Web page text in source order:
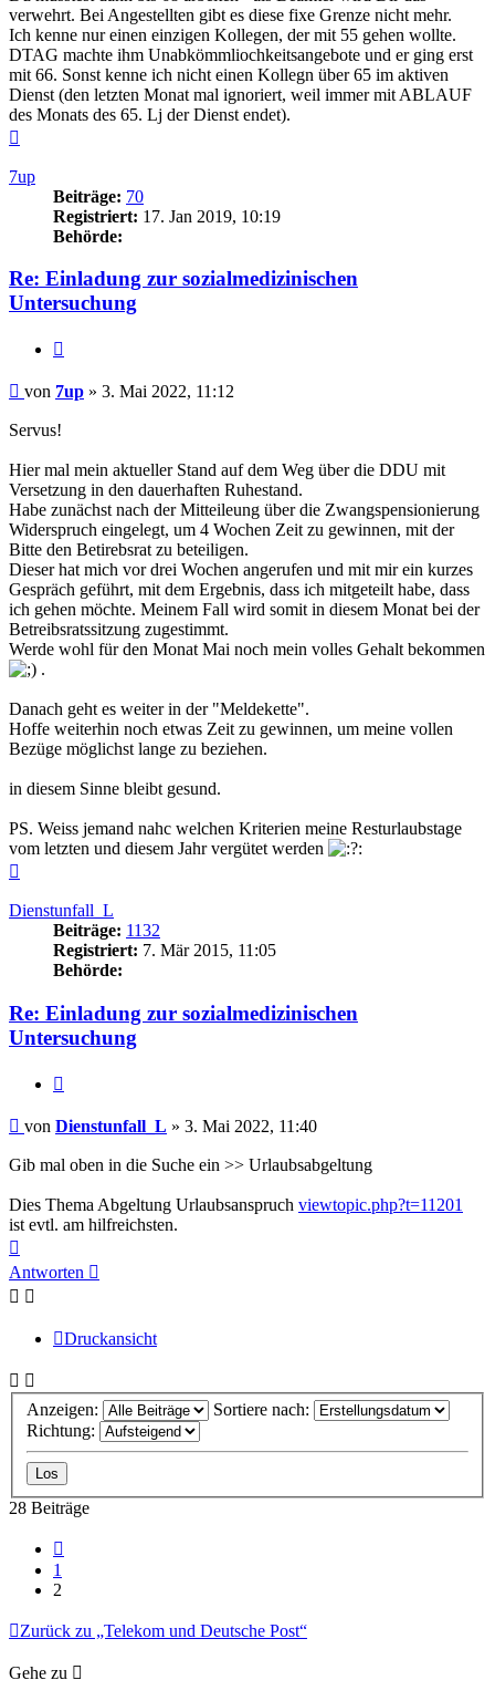
verwehrt. Bei Angestellten gibt es diese fixe Grenze nicht mehr.
Ich kenne nur einen einzigen Kollegen, der mit 55 gehen wollte.
DTAG machte ihm Unabkömmliochkeitsangebote und er ging erst
mit 66. Sonst kenne ich nicht einen Kollegn über 65 im aktiven
Dienst (den letzten Monat mal ignoriert, weil immer mit ABLAUF
des Monats des 65. Lj der Dienst endet).
7up
Beiträge: 70
Registriert: 17. Jan 2019, 10:19
Behörde:
Re: Einladung zur sozialmedizinischen
Untersuchung
Beitrag
von 7up » 3. Mai 2022, 11:12
Servus!
Hier mal mein aktueller Stand auf dem Weg über die DDU mit
Versetzung in den dauerhaften Ruhestand.
Habe zunächst nach der Mitteileung über die Zwangspensionierung
Widerspruch eingelegt, um 4 Wochen Zeit zu gewinnen, mit der
Bitte den Betirebsrat zu beteiligen.
Dieser hat mich vor drei Wochen angerufen und mit mir ein kurzes
Gespräch geführt, mit dem Ergebnis, dass ich mitgeteilt habe, dass
ich gehen möchte. Meinem Fall wird somit in diesem Monat bei der
Betreibsratssitzung zugestimmt.
Werde wohl für den Monat Mai noch mein volles Gehalt bekommen
.
Danach geht es weiter in der "Meldekette".
Hoffe weiterhin noch etwas Zeit zu gewinnen, um meine vollen
Bezüge möglichst lange zu beziehen.
in diesem Sinne bleibt gesund.
PS. Weiss jemand nahc welchen Kriterien meine Resturlaubstage
vom letzten und diesem Jahr vergütet werden
Dienstunfall_L
Beiträge: 1132
Registriert: 7. Mär 2015, 11:05
Behörde:
Re: Einladung zur sozialmedizinischen
Untersuchung
Beitrag
von Dienstunfall_L » 3. Mai 2022, 11:40
Gib mal oben in die Suche ein >> Urlaubsabgeltung
Dies Thema Abgeltung Urlaubsanspruch viewtopic.php?t=11201
ist evtl. am hilfreichsten.
oben
Antworten
Druckansicht
Anzeigen:
Sortiere nach:
Richtung:
28 Beiträge
1
2
Zurück zu „Telekom und Deutsche Post“
Gehe zu